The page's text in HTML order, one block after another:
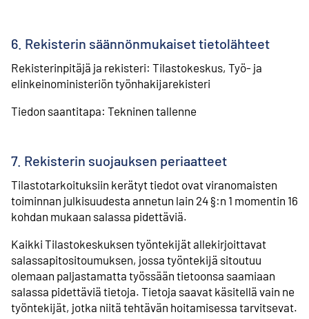
6. Rekisterin säännönmukaiset tietolähteet
Rekisterinpitäjä ja rekisteri: Tilastokeskus, Työ- ja
elinkeinoministeriön työnhakijarekisteri
Tiedon saantitapa: Tekninen tallenne
7. Rekisterin suojauksen periaatteet
Tilastotarkoituksiin kerätyt tiedot ovat viranomaisten
toiminnan julkisuudesta annetun lain 24 §:n 1 momentin 16
kohdan mukaan salassa pidettäviä.
Kaikki Tilastokeskuksen työntekijät allekirjoittavat
salassapitositoumuksen, jossa työntekijä sitoutuu
olemaan paljastamatta työssään tietoonsa saamiaan
salassa pidettäviä tietoja. Tietoja saavat käsitellä vain ne
työntekijät, jotka niitä tehtävän hoitamisessa tarvitsevat.